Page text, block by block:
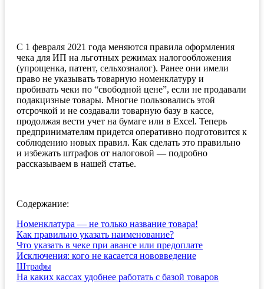
С 1 февраля 2021 года меняются правила оформления
чека для ИП на льготных режимах налогообложения
(упрощенка, патент, сельхозналог). Ранее они имели
право не указывать товарную номенклатуру и
пробивать чеки по “свободной цене”, если не продавали
подакцизные товары. Многие пользовались этой
отсрочкой и не создавали товарную базу в кассе,
продолжая вести учет на бумаге или в Excel. Теперь
предпринимателям придется оперативно подготовится к
соблюдению новых правил. Как сделать это правильно
и избежать штрафов от налоговой — подробно
рассказываем в нашей статье.
Содержание:
Номенклатура — не только название товара!
Как правильно указать наименование?
Что указать в чеке при авансе или предоплате
Исключения: кого не касается нововведение
Штрафы
На каких кассах удобнее работать с базой товаров